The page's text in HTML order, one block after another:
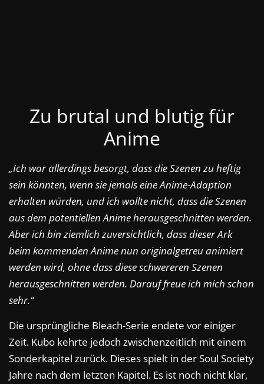
Zu brutal und blutig für
Anime
„Ich war allerdings besorgt, dass die Szenen zu heftig
sein könnten, wenn sie jemals eine Anime-Adaption
erhalten würden, und ich wollte nicht, dass die Szenen
aus dem potentiellen Anime herausgeschnitten werden.
Aber ich bin ziemlich zuversichtlich, dass dieser Ark
beim kommenden Anime nun originalgetreu animiert
werden wird, ohne dass diese schwereren Szenen
herausgeschnitten werden. Darauf freue ich mich schon
sehr.“
Die ursprüngliche Bleach-Serie endete vor einiger
Zeit. Kubo kehrte jedoch zwischenzeitlich mit einem
Sonderkapitel zurück. Dieses spielt in der Soul Society
Jahre nach dem letzten Kapitel. Es ist noch nicht klar,